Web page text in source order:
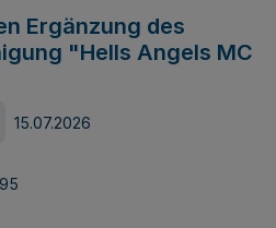
Ergänzung des
"Hells Angels MC
15.07.2026